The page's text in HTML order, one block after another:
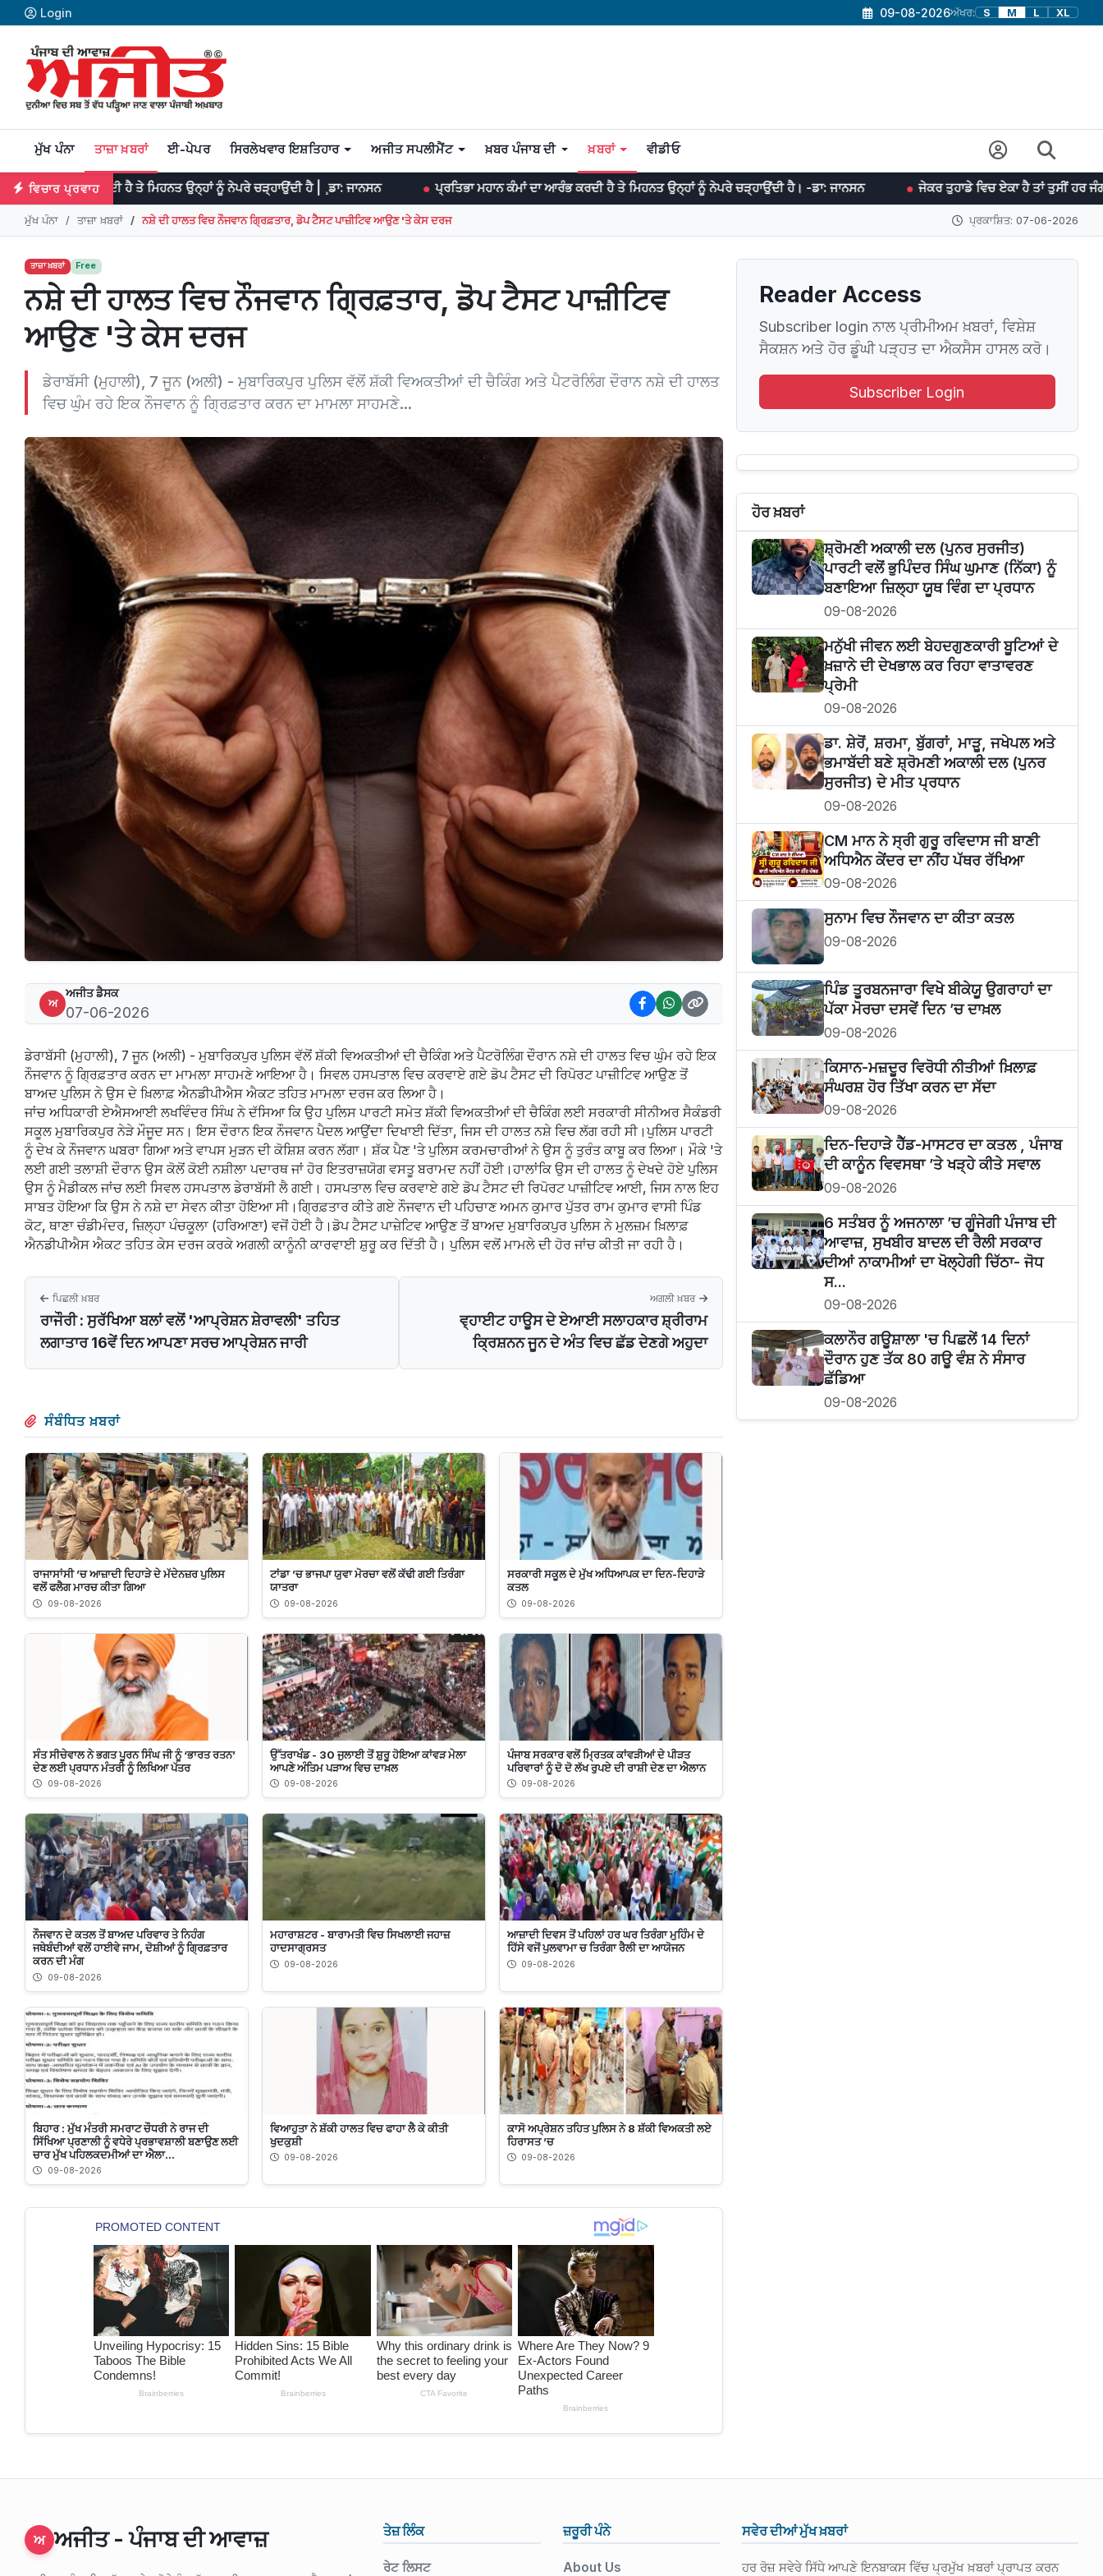
Login 09-08-2026ਅੱਖਰ: S M L XL
ਮੁੱਖ ਪੰਨਾ ਤਾਜ਼ਾ ਖ਼ਬਰਾਂ ਈ-ਪੇਪਰ ਸਿਰਲੇਖਵਾਰ ਇਸ਼ਤਿਹਾਰ ਅਜੀਤ ਸਪਲੀਮੈਂਟ ਖ਼ਬਰ ਪੰਜਾਬ ਦੀ ਖ਼ਬਰਾਂ ਵੀਡੀਓ
ਵਿਚਾਰ ਪ੍ਰਵਾਹ
ਹੈ ਤੇ ਮਿਹਨਤ ਉਨ੍ਹਾਂ ਨੂੰ ਨੇਪਰੇ ਚੜ੍ਹਾਉਂਦੀ ਹੈ | ¸ਡਾ: ਜਾਨਸਨ ਪ੍ਰਤਿਭਾ ਮਹਾਨ ਕੰਮਾਂ ਦਾ ਆਰੰਭ ਕਰਦੀ ਹੈ ਤੇ ਮਿਹਨਤ ਉਨ੍ਹਾਂ ਨੂੰ ਨੇਪਰੇ ਚੜ੍ਹਾਉਂਦੀ ਹੈ। -ਡਾ: ਜਾਨਸਨ ਜੇਕਰ ਤੁਹਾਡੇ ਵਿਚ ਏਕਾ ਹੈ ਤਾਂ ਤੁਸੀਂ ਹਰ ਜੰਗ ਜਿੱਤ ਸਕਦੇ ਹੋ। -
ਮੁੱਖ ਪੰਨਾ ਤਾਜ਼ਾ ਖ਼ਬਰਾਂ ਨਸ਼ੇ ਦੀ ਹਾਲਤ ਵਿਚ ਨੌਜਵਾਨ ਗ੍ਰਿਫ਼ਤਾਰ, ਡੋਪ ਟੈਸਟ ਪਾਜ਼ੀਟਿਵ ਆਉਣ 'ਤੇ ਕੇਸ ਦਰਜ ਪ੍ਰਕਾਸ਼ਿਤ: 07-06-2026
ਤਾਜ਼ਾ ਖ਼ਬਰਾਂ Free
ਨਸ਼ੇ ਦੀ ਹਾਲਤ ਵਿਚ ਨੌਜਵਾਨ ਗ੍ਰਿਫ਼ਤਾਰ, ਡੋਪ ਟੈਸਟ ਪਾਜ਼ੀਟਿਵ
ਆਉਣ 'ਤੇ ਕੇਸ ਦਰਜ
ਡੇਰਾਬੱਸੀ (ਮੁਹਾਲੀ), 7 ਜੂਨ (ਅਲੀ) - ਮੁਬਾਰਿਕਪੁਰ ਪੁਲਿਸ ਵੱਲੋਂ ਸ਼ੱਕੀ ਵਿਅਕਤੀਆਂ ਦੀ ਚੈਕਿੰਗ ਅਤੇ ਪੈਟਰੋਲਿੰਗ ਦੌਰਾਨ ਨਸ਼ੇ ਦੀ ਹਾਲਤ
ਵਿਚ ਘੁੰਮ ਰਹੇ ਇਕ ਨੌਜਵਾਨ ਨੂੰ ਗ੍ਰਿਫ਼ਤਾਰ ਕਰਨ ਦਾ ਮਾਮਲਾ ਸਾਹਮਣੇ...
ਅ
ਅਜੀਤ ਡੈਸਕ
07-06-2026
ਡੇਰਾਬੱਸੀ (ਮੁਹਾਲੀ), 7 ਜੂਨ (ਅਲੀ) - ਮੁਬਾਰਿਕਪੁਰ ਪੁਲਿਸ ਵੱਲੋਂ ਸ਼ੱਕੀ ਵਿਅਕਤੀਆਂ ਦੀ ਚੈਕਿੰਗ ਅਤੇ ਪੈਟਰੋਲਿੰਗ ਦੌਰਾਨ ਨਸ਼ੇ ਦੀ ਹਾਲਤ ਵਿਚ ਘੁੰਮ ਰਹੇ ਇਕ
ਨੌਜਵਾਨ ਨੂੰ ਗ੍ਰਿਫ਼ਤਾਰ ਕਰਨ ਦਾ ਮਾਮਲਾ ਸਾਹਮਣੇ ਆਇਆ ਹੈ। ਸਿਵਲ ਹਸਪਤਾਲ ਵਿਚ ਕਰਵਾਏ ਗਏ ਡੋਪ ਟੈਸਟ ਦੀ ਰਿਪੋਰਟ ਪਾਜ਼ੀਟਿਵ ਆਉਣ ਤੋਂ
ਬਾਅਦ ਪੁਲਿਸ ਨੇ ਉਸ ਦੇ ਖ਼ਿਲਾਫ਼ ਐਨਡੀਪੀਐਸ ਐਕਟ ਤਹਿਤ ਮਾਮਲਾ ਦਰਜ ਕਰ ਲਿਆ ਹੈ।
ਜਾਂਚ ਅਧਿਕਾਰੀ ਏਐਸਆਈ ਲਖਵਿੰਦਰ ਸਿੰਘ ਨੇ ਦੱਸਿਆ ਕਿ ਉਹ ਪੁਲਿਸ ਪਾਰਟੀ ਸਮੇਤ ਸ਼ੱਕੀ ਵਿਅਕਤੀਆਂ ਦੀ ਚੈਕਿੰਗ ਲਈ ਸਰਕਾਰੀ ਸੀਨੀਅਰ ਸੈਕੰਡਰੀ
ਸਕੂਲ ਮੁਬਾਰਿਕਪੁਰ ਨੇੜੇ ਮੌਜੂਦ ਸਨ। ਇਸ ਦੌਰਾਨ ਇਕ ਨੌਜਵਾਨ ਪੈਦਲ ਆਉਂਦਾ ਦਿਖਾਈ ਦਿੱਤਾ, ਜਿਸ ਦੀ ਹਾਲਤ ਨਸ਼ੇ ਵਿਚ ਲੱਗ ਰਹੀ ਸੀ।ਪੁਲਿਸ ਪਾਰਟੀ
ਨੂੰ ਦੇਖ ਕੇ ਨੌਜਵਾਨ ਘਬਰਾ ਗਿਆ ਅਤੇ ਵਾਪਸ ਮੁੜਨ ਦੀ ਕੋਸ਼ਿਸ਼ ਕਰਨ ਲੱਗਾ। ਸ਼ੱਕ ਪੈਣ 'ਤੇ ਪੁਲਿਸ ਕਰਮਚਾਰੀਆਂ ਨੇ ਉਸ ਨੂੰ ਤੁਰੰਤ ਕਾਬੂ ਕਰ ਲਿਆ। ਮੌਕੇ 'ਤੇ
ਲਈ ਗਈ ਤਲਾਸ਼ੀ ਦੌਰਾਨ ਉਸ ਕੋਲੋਂ ਕੋਈ ਨਸ਼ੀਲਾ ਪਦਾਰਥ ਜਾਂ ਹੋਰ ਇਤਰਾਜ਼ਯੋਗ ਵਸਤੂ ਬਰਾਮਦ ਨਹੀਂ ਹੋਈ।ਹਾਲਾਂਕਿ ਉਸ ਦੀ ਹਾਲਤ ਨੂੰ ਦੇਖਦੇ ਹੋਏ ਪੁਲਿਸ
ਉਸ ਨੂੰ ਮੈਡੀਕਲ ਜਾਂਚ ਲਈ ਸਿਵਲ ਹਸਪਤਾਲ ਡੇਰਾਬੱਸੀ ਲੈ ਗਈ। ਹਸਪਤਾਲ ਵਿਚ ਕਰਵਾਏ ਗਏ ਡੋਪ ਟੈਸਟ ਦੀ ਰਿਪੋਰਟ ਪਾਜ਼ੀਟਿਵ ਆਈ, ਜਿਸ ਨਾਲ ਇਹ
ਸਾਬਤ ਹੋਇਆ ਕਿ ਉਸ ਨੇ ਨਸ਼ੇ ਦਾ ਸੇਵਨ ਕੀਤਾ ਹੋਇਆ ਸੀ।ਗ੍ਰਿਫ਼ਤਾਰ ਕੀਤੇ ਗਏ ਨੌਜਵਾਨ ਦੀ ਪਹਿਚਾਣ ਅਮਨ ਕੁਮਾਰ ਪੁੱਤਰ ਰਾਮ ਕੁਮਾਰ ਵਾਸੀ ਪਿੰਡ
ਕੋਟ, ਥਾਣਾ ਚੰਡੀਮੰਦਰ, ਜ਼ਿਲ੍ਹਾ ਪੰਚਕੂਲਾ (ਹਰਿਆਣਾ) ਵਜੋਂ ਹੋਈ ਹੈ।ਡੋਪ ਟੈਸਟ ਪਾਜ਼ੇਟਿਵ ਆਉਣ ਤੋਂ ਬਾਅਦ ਮੁਬਾਰਿਕਪੁਰ ਪੁਲਿਸ ਨੇ ਮੁਲਜ਼ਮ ਖ਼ਿਲਾਫ਼
ਐਨਡੀਪੀਐਸ ਐਕਟ ਤਹਿਤ ਕੇਸ ਦਰਜ ਕਰਕੇ ਅਗਲੀ ਕਾਨੂੰਨੀ ਕਾਰਵਾਈ ਸ਼ੁਰੂ ਕਰ ਦਿੱਤੀ ਹੈ। ਪੁਲਿਸ ਵਲੋਂ ਮਾਮਲੇ ਦੀ ਹੋਰ ਜਾਂਚ ਕੀਤੀ ਜਾ ਰਹੀ ਹੈ।
ਪਿਛਲੀ ਖ਼ਬਰ
ਰਾਜੌਰੀ : ਸੁਰੱਖਿਆ ਬਲਾਂ ਵਲੋਂ 'ਆਪ੍ਰੇਸ਼ਨ ਸ਼ੇਰਾਵਲੀ' ਤਹਿਤ
ਲਗਾਤਾਰ 16ਵੇਂ ਦਿਨ ਆਪਣਾ ਸਰਚ ਆਪ੍ਰੇਸ਼ਨ ਜਾਰੀ
ਅਗਲੀ ਖ਼ਬਰ
ਵ੍ਹਾਈਟ ਹਾਊਸ ਦੇ ਏਆਈ ਸਲਾਹਕਾਰ ਸ਼੍ਰੀਰਾਮ
ਕ੍ਰਿਸ਼ਨਨ ਜੂਨ ਦੇ ਅੰਤ ਵਿਚ ਛੱਡ ਦੇਣਗੇ ਅਹੁਦਾ
ਸੰਬੰਧਿਤ ਖ਼ਬਰਾਂ
ਰਾਜਾਸਾਂਸੀ ’ਚ ਆਜ਼ਾਦੀ ਦਿਹਾੜੇ ਦੇ ਮੱਦੇਨਜ਼ਰ ਪੁਲਿਸ
ਵਲੋਂ ਫਲੈਗ ਮਾਰਚ ਕੀਤਾ ਗਿਆ
09-08-2026
ਟਾਂਡਾ ’ਚ ਭਾਜਪਾ ਯੁਵਾ ਮੋਰਚਾ ਵਲੋਂ ਕੱਢੀ ਗਈ ਤਿਰੰਗਾ
ਯਾਤਰਾ
09-08-2026
ਸਰਕਾਰੀ ਸਕੂਲ ਦੇ ਮੁੱਖ ਅਧਿਆਪਕ ਦਾ ਦਿਨ-ਦਿਹਾੜੇ
ਕਤਲ
09-08-2026
ਸੰਤ ਸੀਚੇਵਾਲ ਨੇ ਭਗਤ ਪੂਰਨ ਸਿੰਘ ਜੀ ਨੂੰ ‘ਭਾਰਤ ਰਤਨ’
ਦੇਣ ਲਈ ਪ੍ਰਧਾਨ ਮੰਤਰੀ ਨੂੰ ਲਿਖਿਆ ਪੱਤਰ
09-08-2026
ਉੱਤਰਾਖੰਡ - 30 ਜੁਲਾਈ ਤੋਂ ਸ਼ੁਰੂ ਹੋਇਆ ਕਾਂਵੜ ਮੇਲਾ
ਆਪਣੇ ਅੰਤਿਮ ਪੜਾਅ ਵਿਚ ਦਾਖ਼ਲ
09-08-2026
ਪੰਜਾਬ ਸਰਕਾਰ ਵਲੋਂ ਮ੍ਰਿਤਕ ਕਾਂਵੜੀਆਂ ਦੇ ਪੀੜਤ
ਪਰਿਵਾਰਾਂ ਨੂੰ ਦੋ ਦੋ ਲੱਖ ਰੁਪਏ ਦੀ ਰਾਸ਼ੀ ਦੇਣ ਦਾ ਐਲਾਨ
09-08-2026
ਨੌਜਵਾਨ ਦੇ ਕਤਲ ਤੋਂ ਬਾਅਦ ਪਰਿਵਾਰ ਤੇ ਨਿਹੰਗ
ਜਥੇਬੰਦੀਆਂ ਵਲੋਂ ਹਾਈਵੇ ਜਾਮ, ਦੋਸ਼ੀਆਂ ਨੂੰ ਗ੍ਰਿਫ਼ਤਾਰ
ਕਰਨ ਦੀ ਮੰਗ
09-08-2026
ਮਹਾਰਾਸ਼ਟਰ - ਬਾਰਾਮਤੀ ਵਿਚ ਸਿਖਲਾਈ ਜਹਾਜ਼
ਹਾਦਸਾਗ੍ਰਸਤ
09-08-2026
ਆਜ਼ਾਦੀ ਦਿਵਸ ਤੋਂ ਪਹਿਲਾਂ ਹਰ ਘਰ ਤਿਰੰਗਾ ਮੁਹਿੰਮ ਦੇ
ਹਿੱਸੇ ਵਜੋਂ ਪੁਲਵਾਮਾ ਚ ਤਿਰੰਗਾ ਰੈਲੀ ਦਾ ਆਯੋਜਨ
09-08-2026
ਬਿਹਾਰ : ਮੁੱਖ ਮੰਤਰੀ ਸਮਰਾਟ ਚੌਧਰੀ ਨੇ ਰਾਜ ਦੀ
ਸਿੱਖਿਆ ਪ੍ਰਣਾਲੀ ਨੂੰ ਵਧੇਰੇ ਪ੍ਰਭਾਵਸ਼ਾਲੀ ਬਣਾਉਣ ਲਈ
ਚਾਰ ਮੁੱਖ ਪਹਿਲਕਦਮੀਆਂ ਦਾ ਐਲਾ...
09-08-2026
ਵਿਆਹੁਤਾ ਨੇ ਸ਼ੱਕੀ ਹਾਲਤ ਵਿਚ ਫਾਹਾ ਲੈ ਕੇ ਕੀਤੀ
ਖੁਦਕੁਸ਼ੀ
09-08-2026
ਕਾਸੋ ਅਪ੍ਰੇਸ਼ਨ ਤਹਿਤ ਪੁਲਿਸ ਨੇ 8 ਸ਼ੱਕੀ ਵਿਅਕਤੀ ਲਏ
ਹਿਰਾਸਤ ’ਚ
09-08-2026
Reader Access
Subscriber login ਨਾਲ ਪ੍ਰੀਮੀਅਮ ਖ਼ਬਰਾਂ, ਵਿਸ਼ੇਸ਼
ਸੈਕਸ਼ਨ ਅਤੇ ਹੋਰ ਡੂੰਘੀ ਪੜ੍ਹਤ ਦਾ ਐਕਸੈਸ ਹਾਸਲ ਕਰੋ।
Subscriber Login
ਹੋਰ ਖ਼ਬਰਾਂ
ਸ਼੍ਰੋਮਣੀ ਅਕਾਲੀ ਦਲ (ਪੁਨਰ ਸੁਰਜੀਤ)
ਪਾਰਟੀ ਵਲੋਂ ਭੁਪਿੰਦਰ ਸਿੰਘ ਘੁਮਾਣ (ਨਿੱਕਾ) ਨੂੰ
ਬਣਾਇਆ ਜ਼ਿਲ੍ਹਾ ਯੂਥ ਵਿੰਗ ਦਾ ਪ੍ਰਧਾਨ
09-08-2026
ਮਨੁੱਖੀ ਜੀਵਨ ਲਈ ਬੇਹਦਗੁਣਕਾਰੀ ਬੂਟਿਆਂ ਦੇ
ਖ਼ਜ਼ਾਨੇ ਦੀ ਦੇਖਭਾਲ ਕਰ ਰਿਹਾ ਵਾਤਾਵਰਣ
ਪ੍ਰੇਮੀ
09-08-2026
ਡਾ. ਸ਼ੇਰੋਂ, ਸ਼ਰਮਾ, ਬੁੱਗਰਾਂ, ਮਾੜੂ, ਜਖੇਪਲ ਅਤੇ
ਭਮਾਬੱਦੀ ਬਣੇ ਸ਼੍ਰੋਮਣੀ ਅਕਾਲੀ ਦਲ (ਪੁਨਰ
ਸੁਰਜੀਤ) ਦੇ ਮੀਤ ਪ੍ਰਧਾਨ
09-08-2026
CM ਮਾਨ ਨੇ ਸ੍ਰੀ ਗੁਰੂ ਰਵਿਦਾਸ ਜੀ ਬਾਣੀ
ਅਧਿਐਨ ਕੇਂਦਰ ਦਾ ਨੀਂਹ ਪੱਥਰ ਰੱਖਿਆ
09-08-2026
ਸੁਨਾਮ ਵਿਚ ਨੌਜਵਾਨ ਦਾ ਕੀਤਾ ਕਤਲ
09-08-2026
ਪਿੰਡ ਤੂਰਬਨਜਾਰਾ ਵਿਖੇ ਬੀਕੇਯੂ ਉਗਰਾਹਾਂ ਦਾ
ਪੱਕਾ ਮੋਰਚਾ ਦਸਵੇਂ ਦਿਨ ’ਚ ਦਾਖ਼ਲ
09-08-2026
ਕਿਸਾਨ-ਮਜ਼ਦੂਰ ਵਿਰੋਧੀ ਨੀਤੀਆਂ ਖ਼ਿਲਾਫ਼
ਸੰਘਰਸ਼ ਹੋਰ ਤਿੱਖਾ ਕਰਨ ਦਾ ਸੱਦਾ
09-08-2026
ਦਿਨ-ਦਿਹਾੜੇ ਹੈੱਡ-ਮਾਸਟਰ ਦਾ ਕਤਲ , ਪੰਜਾਬ
ਦੀ ਕਾਨੂੰਨ ਵਿਵਸਥਾ ’ਤੇ ਖੜ੍ਹੇ ਕੀਤੇ ਸਵਾਲ
09-08-2026
6 ਸਤੰਬਰ ਨੂੰ ਅਜਨਾਲਾ ’ਚ ਗੂੰਜੇਗੀ ਪੰਜਾਬ ਦੀ
ਆਵਾਜ਼, ਸੁਖਬੀਰ ਬਾਦਲ ਦੀ ਰੈਲੀ ਸਰਕਾਰ
ਦੀਆਂ ਨਾਕਾਮੀਆਂ ਦਾ ਖੋਲ੍ਹੇਗੀ ਚਿੱਠਾ- ਜੋਧ
ਸ...
09-08-2026
ਕਲਾਨੌਰ ਗਊਸ਼ਾਲਾ 'ਚ ਪਿਛਲੇਂ 14 ਦਿਨਾਂ
ਦੌਰਾਨ ਹੁਣ ਤੱਕ 80 ਗਊ ਵੰਸ਼ ਨੇ ਸੰਸਾਰ
ਛੱਡਿਆ
09-08-2026
ਅ ਅਜੀਤ - ਪੰਜਾਬ ਦੀ ਆਵਾਜ਼ ਤੇਜ਼ ਲਿੰਕ
ਰੇਟ ਲਿਸਟ
ਜ਼ਰੂਰੀ ਪੰਨੇ
About Us
ਸਵੇਰ ਦੀਆਂ ਮੁੱਖ ਖ਼ਬਰਾਂ
ਹਰ ਰੋਜ਼ ਸਵੇਰੇ ਸਿੱਧੇ ਆਪਣੇ ਇਨਬਾਕਸ ਵਿੱਚ ਪ੍ਰਮੁੱਖ ਖ਼ਬਰਾਂ ਪ੍ਰਾਪਤ ਕਰਨ